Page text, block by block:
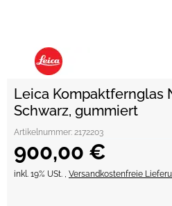
Leica Kompaktfernglas
Schwarz, gummiert
Artikelnummer: 2172203
900,00 €
inkl. 19% USt. , Versandkostenfreie